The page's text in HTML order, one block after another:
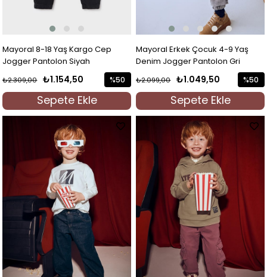
Mayoral 8-18 Yaş Kargo Cep
Jogger Pantolon Siyah
₺1.154,50
₺2.309,00
Sepete Ekle
%50
İndirim
%50İndirim
Mayoral Erkek Çocuk 4-9 Yaş
Denim Jogger Pantolon Gri
₺1.049,50
₺2.099,00
Sepete Ekle
%50
İndirim